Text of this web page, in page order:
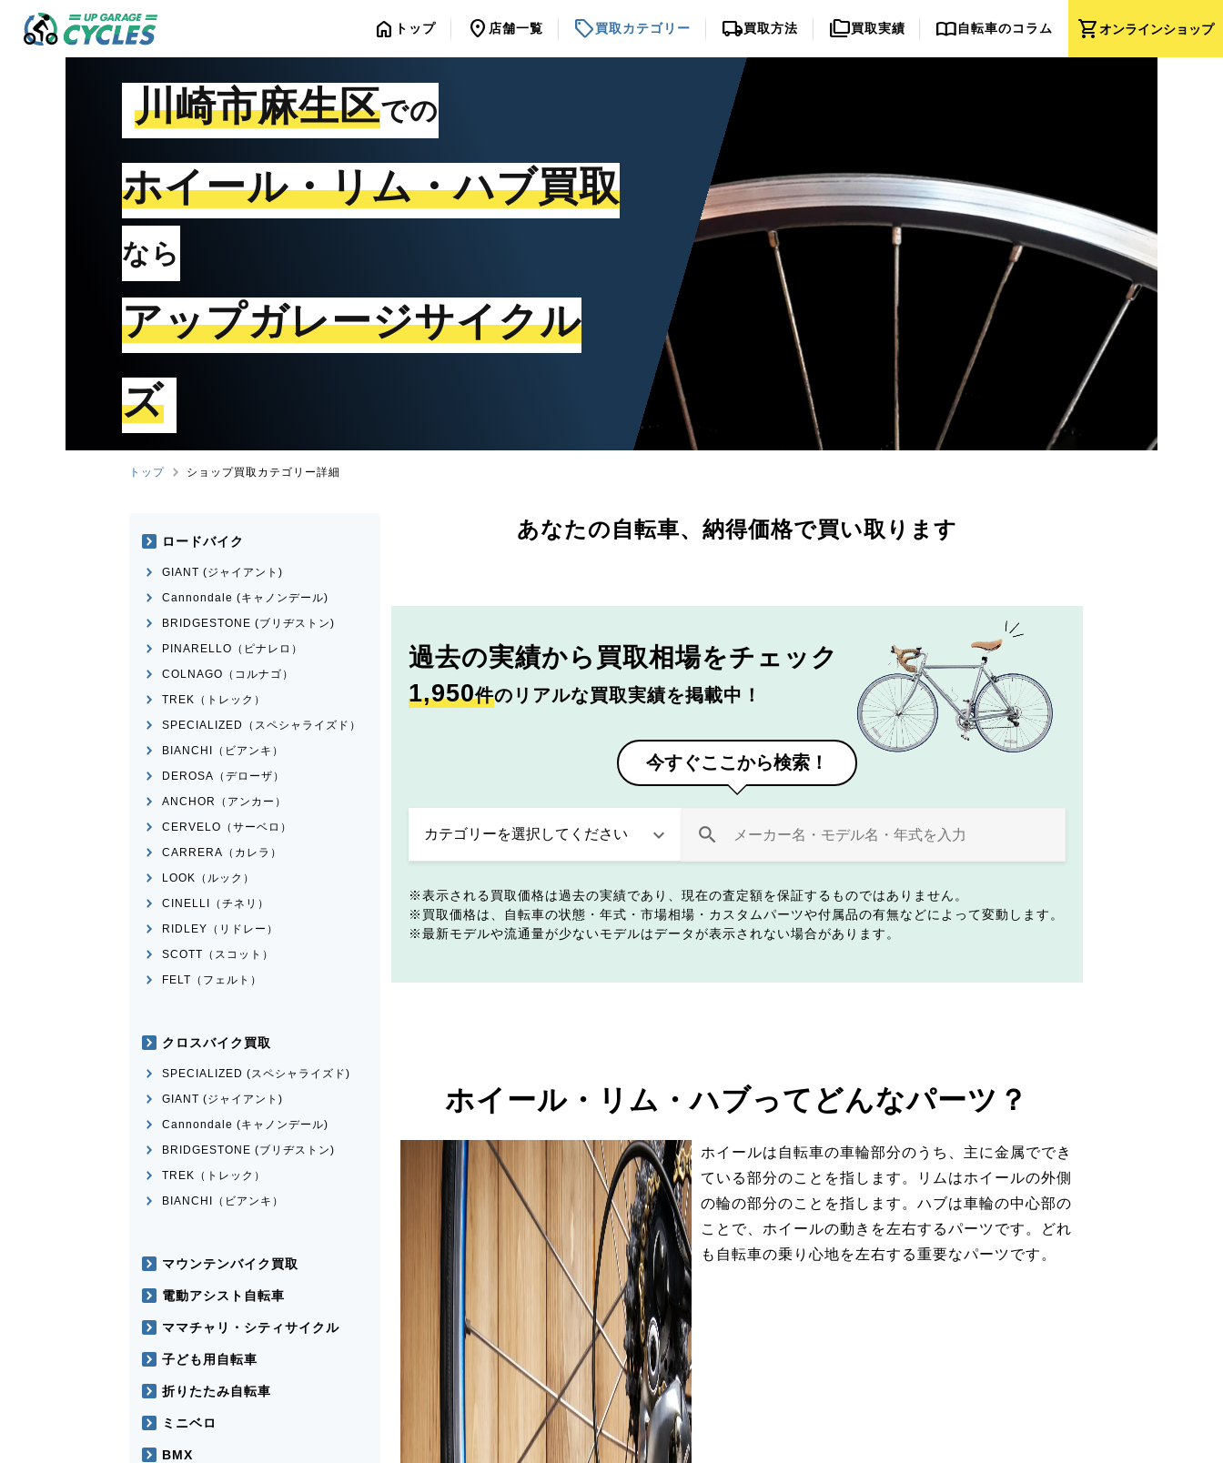
shopping_cartオンラインショップ
home トップ location_on 店舗一覧 sell買取カテゴリー local_shipping買取方法 folder_copy買取実績 import_contacts自転車のコラム
川崎市麻生区での
ホイール・リム・ハブ買取
なら
アップガレージサイクル
ズ
トップ ショップ買取カテゴリー詳細
あなたの自転車、 納得価格で買い取ります
過去の実績から 買取相場をチェック
1,950件のリアルな買取実績を掲載中！
今すぐここから検索！
表示される買取価格は過去の実績であり、現在の査定額を保証するものではありません。
買取価格は、自転車の状態・年式・市場相場・カスタムパーツや付属品の有無などによって変動します。
最新モデルや流通量が少ないモデルはデータが表示されない場合があります。
ホイール・リム・ハブってどんなパーツ？
ホイールは自転車の車輪部分のうち、主に金属ででき
ている部分のことを指します。リムはホイールの外側
の輪の部分のことを指します。ハブは車輪の中心部の
ことで、ホイールの動きを左右するパーツです。どれ
も自転車の乗り心地を左右する重要なパーツです。
ロードバイク
GIANT (ジャイアント)
Cannondale (キャノンデール)
BRIDGESTONE (ブリヂストン)
PINARELLO（ピナレロ）
COLNAGO（コルナゴ）
TREK（トレック）
SPECIALIZED（スペシャライズド）
BIANCHI（ビアンキ）
DEROSA（デローザ）
ANCHOR（アンカー）
CERVELO（サーベロ）
CARRERA（カレラ）
LOOK（ルック）
CINELLI（チネリ）
RIDLEY（リドレー）
SCOTT（スコット）
FELT（フェルト）
クロスバイク買取
SPECIALIZED (スペシャライズド)
GIANT (ジャイアント)
Cannondale (キャノンデール)
BRIDGESTONE (ブリヂストン)
TREK（トレック）
BIANCHI（ビアンキ）
マウンテンバイク買取
電動アシスト自転車
ママチャリ・シティサイクル
子ども用自転車
折りたたみ自転車
ミニベロ
BMX